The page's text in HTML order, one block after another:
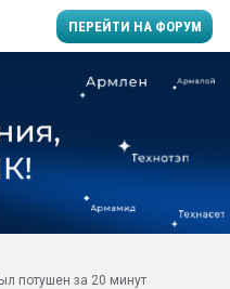
ПЕРЕЙТИ НА ФОРУМ
заводу пластмасс"
потушен за 20 минут